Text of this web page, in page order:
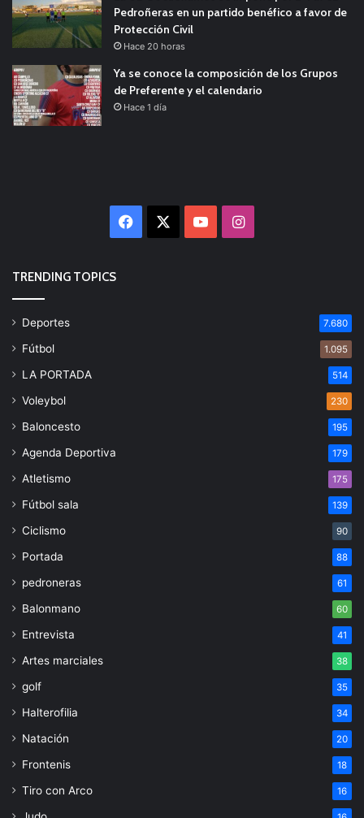
Pedroñeras en un partido benéfico a favor de
Protección Civil
Hace 20 horas
Ya se conoce la composición de los Grupos
de Preferente y el calendario
Hace 1 día
Facebook YouTubeInstagram
TRENDING TOPICS
Deportes 7.680
Fútbol 1.095
LA PORTADA 514
Voleybol 230
Baloncesto 195
Agenda Deportiva 179
Atletismo 175
Fútbol sala 139
Ciclismo 90
Portada 88
pedroneras 61
Balonmano 60
Entrevista 41
Artes marciales 38
golf 35
Halterofilia 34
Natación 20
Frontenis 18
Tiro con Arco 16